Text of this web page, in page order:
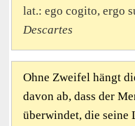
lat.: ego cogito, ergo
Descartes
Ohne Zweifel hängt
davon ab, dass der
überwindet, die seine